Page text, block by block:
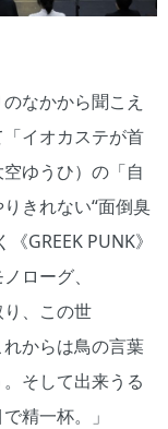
なかから聞こえ
イオカステが首
ゆうひ）の「自
きれない“面倒臭
GREEK PUNK》
ローグ、
り、この世
からは鳥の言葉
そして出来うる
精一杯。」